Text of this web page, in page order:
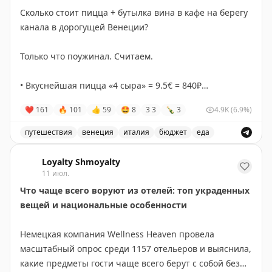
готовых исследовать страну в течение многих лет.
Сколько стоит пицца + бутылка вина в кафе на берегу
канала в дорогущей Венеции?
Только что поужинал. Считаем.
• Вкуснейшая пицца «4 сыра» = 9.5€ = 840₽
• Бутылка хорошего местного вина за 8€ = 700₽.
Итого 1540₽.
Дорогая Венеция, да?
P.S. Сдаю позицию: «La Foca »
#поиталиибюджетно
❤ 161 🔥 101 👍 59 🤩 8 33 🍾 3 4.9K(6.9%)
путешествия венеция италия бюджет еда
Loyalty Shmoyalty
11 июл.
Что чаще всего воруют из отелей: топ украденных
вещей и национальные особенности
Немецкая компания Wellness Heaven провела
масштабный опрос среди 1157 отельеров и выяснила,
какие предметы гости чаще всего берут с собой без